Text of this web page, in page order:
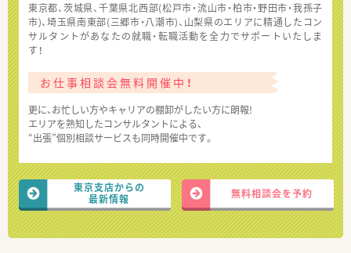
東京都、茨城県、千葉県北西部(松戸市・流山市・柏市・野田市・我孫子
市)、埼玉県南東部(三郷市・八潮市)、山梨県のエリアに精通したコン
サルタントがあなたの就職・転職活動を全力でサポートいたしま
す！
お仕事相談会無料開催中！
更に、お忙しい方やキャリアの棚卸がしたい方に朗報!
エリアを熟知したコンサルタントによる、
“出張”個別相談サービスも同時開催中です。
東京支店からの
最新情報
無料相談会を予約